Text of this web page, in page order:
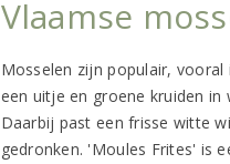
Vlaamse
Mosselen zijn populair,
een uitje en groene kruiden
Daarbij past een frisse witte
gedronken. 'Moules Frites' is